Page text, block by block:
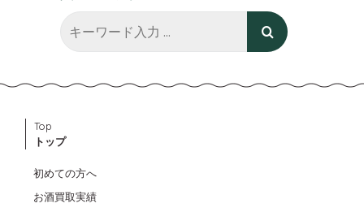
Top
トップ
初めての方へ
お酒買取実績